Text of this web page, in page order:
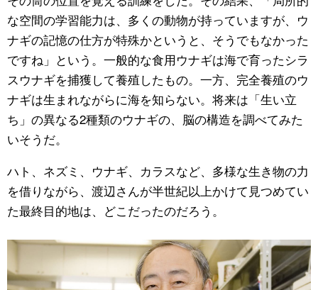
な空間の学習能力は、多くの動物が持っていますが、ウ
ナギの記憶の仕方が特殊かというと、そうでもなかった
ですね」という。一般的な食用ウナギは海で育ったシラ
スウナギを捕獲して養殖したもの。一方、完全養殖のウ
ナギは生まれながらに海を知らない。将来は「生い立
ち」の異なる2種類のウナギの、脳の構造を調べてみた
いそうだ。
ハト、ネズミ、ウナギ、カラスなど、多様な生き物の力
を借りながら、渡辺さんが半世紀以上かけて見つめてい
た最終目的地は、どこだったのだろう。